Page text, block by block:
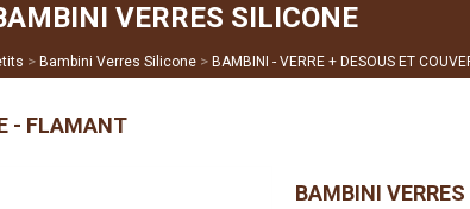
VERRES SILICONE
> Bambini Verres Silicone > BAMBINI - VERRE + DESOUS ET
- FLAMANT
BAMBINI